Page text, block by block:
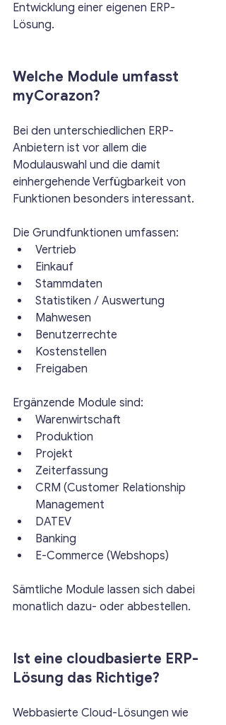
Entwicklung einer eigenen ERP-
Lösung.
Welche Module umfasst
myCorazon?
Bei den unterschiedlichen ERP-
Anbietern ist vor allem die
Modulauswahl und die damit
einhergehende Verfügbarkeit von
Funktionen besonders interessant.
Die Grundfunktionen umfassen:
Vertrieb
Einkauf
Stammdaten
Statistiken / Auswertung
Mahwesen
Benutzerrechte
Kostenstellen
Freigaben
Ergänzende Module sind:
Warenwirtschaft
Produktion
Projekt
Zeiterfassung
CRM (Customer Relationship
Management
DATEV
Banking
E-Commerce (Webshops)
Sämtliche Module lassen sich dabei
monatlich dazu- oder abbestellen.
Ist eine cloudbasierte ERP-
Lösung das Richtige?
Webbasierte Cloud-Lösungen wie